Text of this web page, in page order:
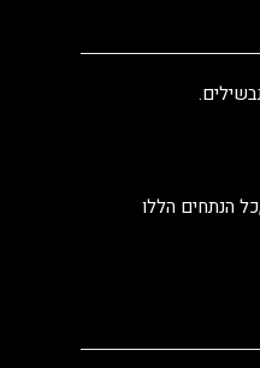
(מספר 6) ובכתף מרכזי (מספר 4) (כתף מרכזי),כל הנתחים הללו